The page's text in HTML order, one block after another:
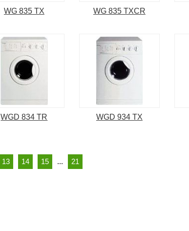
WG 835 TX WG 835 TXCR
WGD 834 TR WGD 934 TX
13 14 15 ... 21